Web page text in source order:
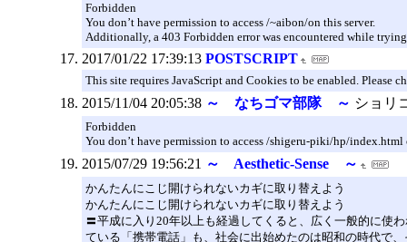
Forbidden
You don’t have permission to access /~aibon/on this server.
Additionally, a 403 Forbidden error was encountered while
2017/01/22 17:39:13 POSTSCRIPT
This site requires JavaScript and Cookies to be enabled. Please
2015/11/04 20:05:38 ～ なちゴマ部隊 ～ ショリ
Forbidden
You don’t have permission to access /shigeru-piki/hp/index.html
2015/07/29 19:56:21 ～ Aesthetic-Sense ～
かんたんにこじ開けられないカギに取り替えよう
かんたんにこじ開けられないカギに取り替えよう
〓平成に入り20年以上も経過してくると、広く一般的に使
ている「携帯電話」も、社会に出始めたのは昭和の時代で